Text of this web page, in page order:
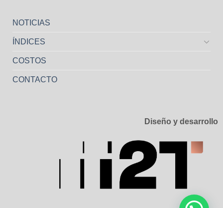
NOTICIAS
ÍNDICES
COSTOS
CONTACTO
Diseño y desarrollo